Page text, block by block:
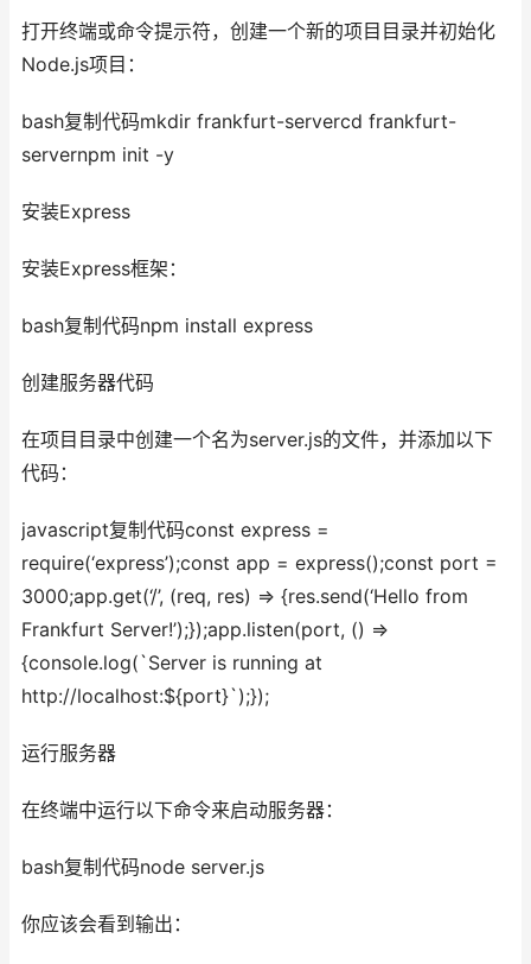
打开终端或命令提示符，创建一个新的项目目录并初始化
Node.js项目：
bash复制代码mkdir frankfurt-servercd frankfurt-
servernpm init -y
安装Express
安装Express框架：
bash复制代码npm install express
创建服务器代码
在项目目录中创建一个名为server.js的文件，并添加以下
代码：
javascript复制代码const express =
require(‘express’);const app = express();const port =
3000;app.get(‘/’, (req, res) => {res.send(‘Hello from
Frankfurt Server!’);});app.listen(port, () =>
{console.log(`Server is running at
http://localhost:${port}`);});
运行服务器
在终端中运行以下命令来启动服务器：
bash复制代码node server.js
你应该会看到输出：